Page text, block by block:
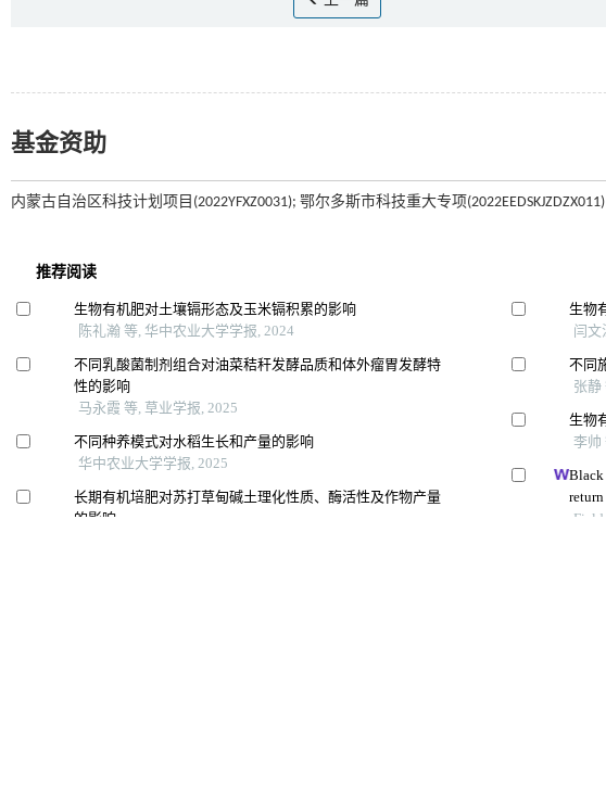
基金资助
内蒙古自治区科技计划项目(2022YFXZ0031); 鄂尔多斯市科技重大专项(2022EEDSKJZDZX011)